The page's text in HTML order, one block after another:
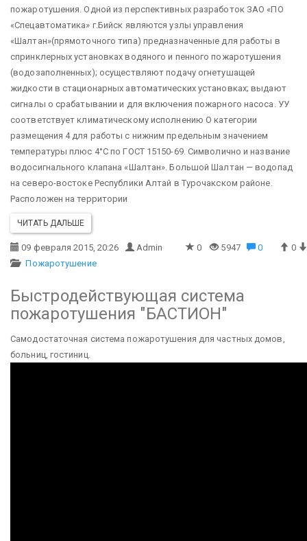
пожаротушения. Одной из перспективных разработок ЗАО «ПО
«Спецавтоматика» г.Бийск являются узлы управления
«Шалтан»(прямоточного типа) предназначенные для работы в
спринклерных установках водяного и пенного пожаротушения
(водозаполненных); осуществляют подачу огнетушащей
жидкости в стационарных автоматических установках; выдают
сигналы о срабатывании и для включения пожарного насоса. УУ
соответствует климатическому исполнению О категории
размещения 4 для работы с нижним предельным значением
температуры плюс 4°С по ГОСТ 15150-69. Символично и название
водосигнального клапана «Шалтан». Большой Шалтан — водопад
на северо-востоке Республики Алтай в Турочакском районе.
Расположен на территории
ЧИТАТЬ ДАЛЬШЕ
09 февраля 2015, 20:26 Admin 0 5947 0
0
Пожаротушение
Быстродействующая система
пожаротушения "БАСТИОН"
Самодостаточная система пожаротушения для частных домов,
больниц, гостиниц.